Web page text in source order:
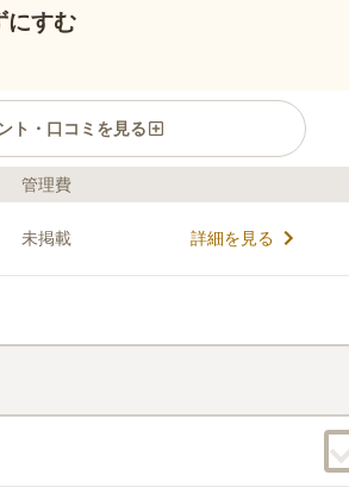
にすむ
ト・口コミを見る
くまで行くとショッピングセンターや公園が
子様との遊びを楽しめます。 墓地の近く線路
、電車が好きな方の終の棲家におすすめで
っているので、車でのお参りもしやすいで
管理費
未掲載 詳細を見る